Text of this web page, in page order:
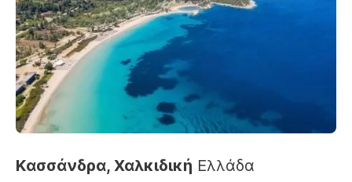
Κασσάνδρα, Χαλκιδική Ελλάδα